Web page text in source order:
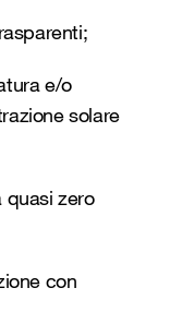
e/o
solare
quasi zero
con